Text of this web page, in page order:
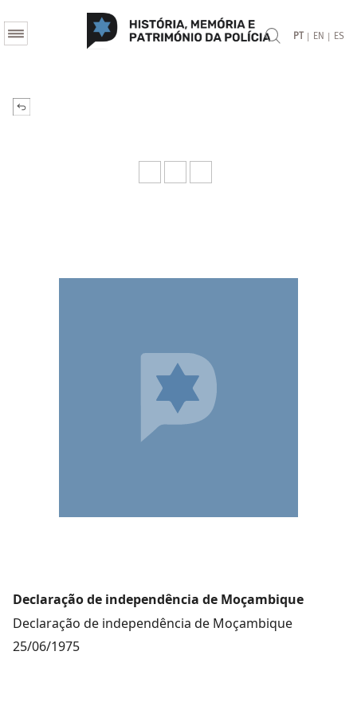
PT | EN | ES
Declaração de independência de Moçambique
Declaração de independência de Moçambique
25/06/1975